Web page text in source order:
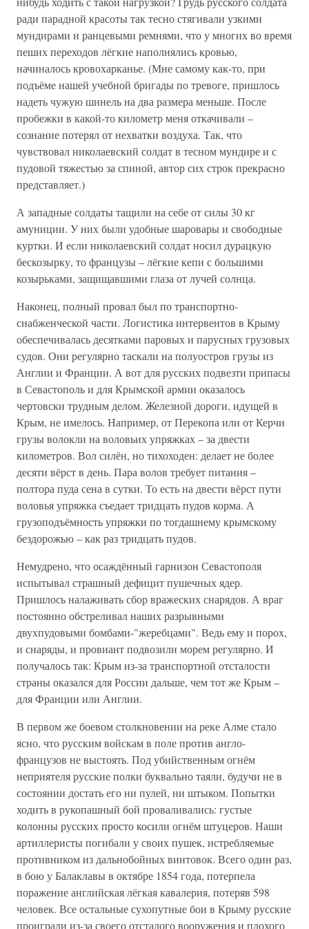
ради парадной красоты так тесно стягивали узкими
мундирами и ранцевыми ремнями, что у многих во время
пеших переходов лёгкие наполнялись кровью,
начиналось кровохарканье. (Мне самому как-то, при
подъёме нашей учебной бригады по тревоге, пришлось
надеть чужую шинель на два размера меньше. После
пробежки в какой-то километр меня откачивали –
сознание потерял от нехватки воздуха. Так, что
чувствовал николаевский солдат в тесном мундире и с
пудовой тяжестью за спиной, автор сих строк прекрасно
представляет.)
А западные солдаты тащили на себе от силы 30 кг
амуниции. У них были удобные шаровары и свободные
куртки. И если николаевский солдат носил дурацкую
бескозырку, то французы – лёгкие кепи с большими
козырьками, защищавшими глаза от лучей солнца.
Наконец, полный провал был по транспортно-
снабженческой части. Логистика интервентов в Крыму
обеспечивалась десятками паровых и парусных грузовых
судов. Они регулярно таскали на полуостров грузы из
Англии и Франции. А вот для русских подвезти припасы
в Севастополь и для Крымской армии оказалось
чертовски трудным делом. Железной дороги, идущей в
Крым, не имелось. Например, от Перекопа или от Керчи
грузы волокли на воловьих упряжках – за двести
километров. Вол силён, но тихоходен: делает не более
десяти вёрст в день. Пара волов требует питания –
полтора пуда сена в сутки. То есть на двести вёрст пути
воловья упряжка съедает тридцать пудов корма. А
грузоподъёмность упряжки по тогдашнему крымскому
бездорожью – как раз тридцать пудов.
Немудрено, что осаждённый гарнизон Севастополя
испытывал страшный дефицит пушечных ядер.
Пришлось налаживать сбор вражеских снарядов. А враг
постоянно обстреливал наших разрывными
двухпудовыми бомбами-"жеребцами". Ведь ему и порох,
и снаряды, и провиант подвозили морем регулярно. И
получалось так: Крым из-за транспортной отсталости
страны оказался для России дальше, чем тот же Крым –
для Франции или Англии.
В первом же боевом столкновении на реке Алме стало
ясно, что русским войскам в поле против англо-
французов не выстоять. Под убийственным огнём
неприятеля русские полки буквально таяли, будучи не в
состоянии достать его ни пулей, ни штыком. Попытки
ходить в рукопашный бой проваливались: густые
колонны русских просто косили огнём штуцеров. Наши
артиллеристы погибали у своих пушек, истребляемые
противником из дальнобойных винтовок. Всего один раз,
в бою у Балаклавы в октябре 1854 года, потерпела
поражение английская лёгкая кавалерия, потеряв 598
человек. Все остальные сухопутные бои в Крыму русские
проиграли из-за своего отсталого вооружения и плохого